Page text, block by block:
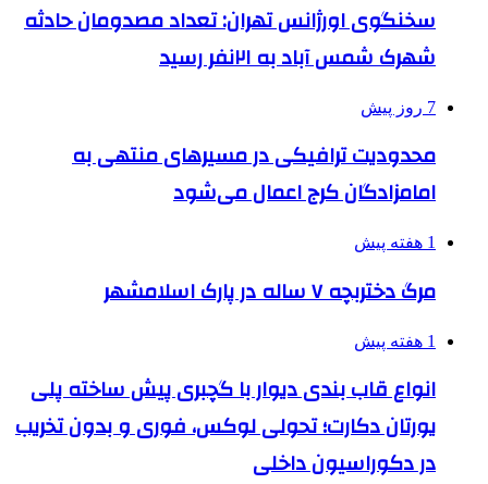
سخنگوی اورژانس تهران: تعداد مصدومان حادثه
شهرک شمس آباد به ۲۱نفر رسید
7 روز پیش
محدودیت ترافیکی در مسیرهای منتهی به
امامزادگان کرج اعمال می‌شود
1 هفته پیش
مرگ دختربچه ۷ ساله در پارک اسلامشهر
1 هفته پیش
انواع قاب بندی دیوار با گچبری پیش ساخته پلی
یورتان دکارت؛ تحولی لوکس، فوری و بدون تخریب
در دکوراسیون داخلی